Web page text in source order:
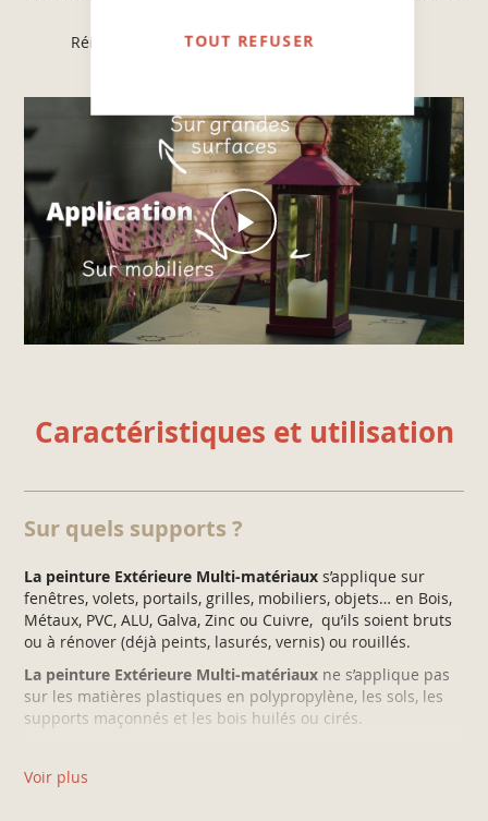
TOUT REFUSER
Réinventez votre extérieur en toute simplicité !
Caractéristiques et utilisation
Sur quels supports ?
La peinture Extérieure Multi-matériaux s’applique sur
fenêtres, volets, portails, grilles, mobiliers, objets… en Bois,
Métaux, PVC, ALU, Galva, Zinc ou Cuivre, qu’ils soient bruts
ou à rénover (déjà peints, lasurés, vernis) ou rouillés.
La peinture Extérieure Multi-matériaux ne s’applique pas
sur les matières plastiques en polypropylène, les sols, les
supports maçonnés et les bois huilés ou cirés.
fortement exposés au soleil.
Voir plus